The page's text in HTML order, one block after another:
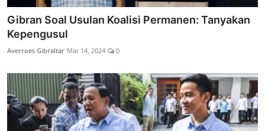
Gibran Soal Usulan Koalisi Permanen: Tanyakan
Kepengusul
Averroes Gibraltar Mar 14, 2024 0